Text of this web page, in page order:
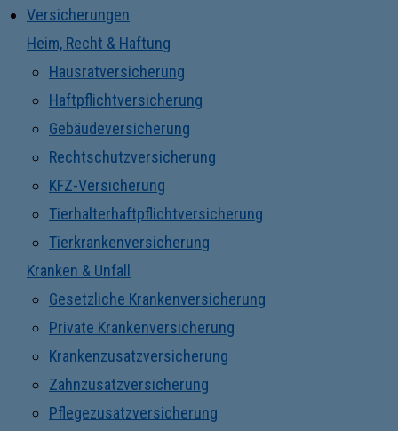
Versicherungen
Heim, Recht & Haftung
Hausratversicherung
Haftpflichtversicherung
Gebäudeversicherung
Rechtschutzversicherung
KFZ-Versicherung
Tierhalterhaftpflichtversicherung
Tierkrankenversicherung
Kranken & Unfall
Gesetzliche Krankenversicherung
Private Krankenversicherung
Krankenzusatzversicherung
Zahnzusatzversicherung
Pflegezusatzversicherung